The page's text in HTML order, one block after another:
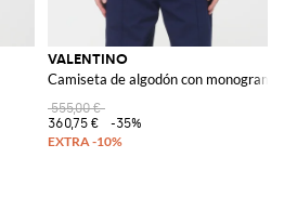
VALENTINO
Camiseta de algodón con monograma
555,00 €
360,75 €
-35%